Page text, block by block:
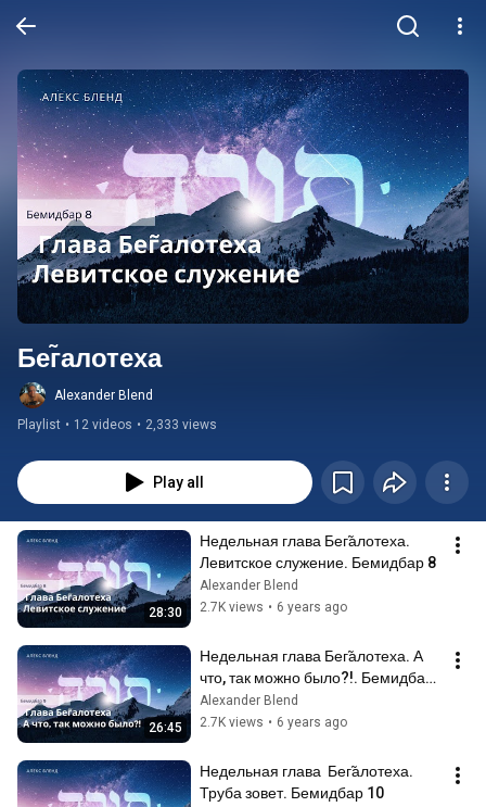
Бег̃алотеха
Alexander Blend
Playlist • 12 videos • 2,333 views
Play all
28:30
Недельная глава Бег̃алотеха.
Левитское служение. Бемидбар 8
Alexander Blend
2.7K views • 6 years ago
26:45
Недельная глава Бег̃алотеха. А
что, так можно было?!. Бемидбар
9
Alexander Blend
2.7K views • 6 years ago
Недельная глава  Бег̃алотеха.
Труба зовет. Бемидбар 10